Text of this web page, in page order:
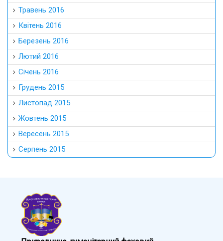
Травень 2016
Квітень 2016
Березень 2016
Лютий 2016
Січень 2016
Грудень 2015
Листопад 2015
Жовтень 2015
Вересень 2015
Серпень 2015